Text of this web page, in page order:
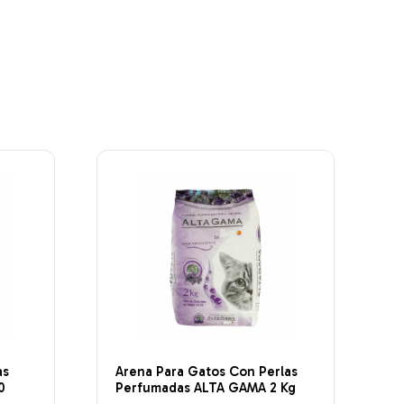
Arena Para Gatos Con Perlas
Perfumadas ALTA GAMA 2 Kg